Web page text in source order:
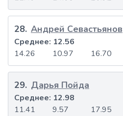
28. Андрей Севастьянов
14.26 10.97 16.70
Среднее: 12.56
29. Дарья Пойда
11.41 9.57 17.95
Среднее: 12.98